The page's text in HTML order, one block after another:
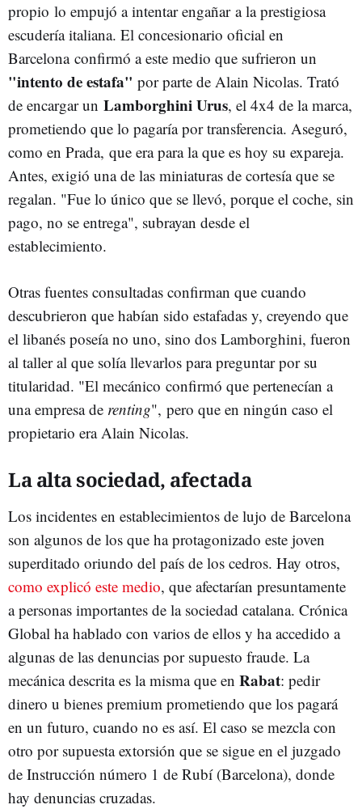
propio lo empujó a intentar engañar a la prestigiosa
escudería italiana. El concesionario oficial en
Barcelona confirmó a este medio que sufrieron un
"intento de estafa" por parte de Alain Nicolas. Trató
de encargar un Lamborghini Urus, el 4x4 de la marca,
prometiendo que lo pagaría por transferencia. Aseguró,
como en Prada, que era para la que es hoy su expareja.
Antes, exigió una de las miniaturas de cortesía que se
regalan. "Fue lo único que se llevó, porque el coche, sin
pago, no se entrega", subrayan desde el
establecimiento.
Otras fuentes consultadas confirman que cuando
descubrieron que habían sido estafadas y, creyendo que
el libanés poseía no uno, sino dos Lamborghini, fueron
al taller al que solía llevarlos para preguntar por su
titularidad. "El mecánico confirmó que pertenecían a
una empresa de renting", pero que en ningún caso el
propietario era Alain Nicolas.
La alta sociedad, afectada
Los incidentes en establecimientos de lujo de Barcelona
son algunos de los que ha protagonizado este joven
superditado oriundo del país de los cedros. Hay otros,
como explicó este medio, que afectarían presuntamente
a personas importantes de la sociedad catalana. Crónica
Global ha hablado con varios de ellos y ha accedido a
algunas de las denuncias por supuesto fraude. La
mecánica descrita es la misma que en Rabat: pedir
dinero u bienes premium prometiendo que los pagará
en un futuro, cuando no es así. El caso se mezcla con
otro por supuesta extorsión que se sigue en el juzgado
de Instrucción número 1 de Rubí (Barcelona), donde
hay denuncias cruzadas.